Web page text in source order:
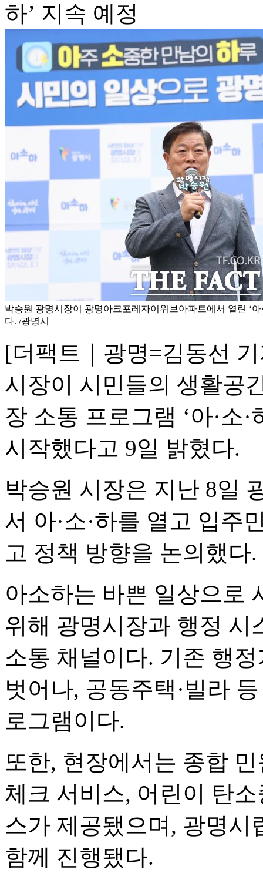
하’ 지속 예정
박승원 광명시장이 광명아크포레자이위브아파트에서 열린 ‘아
다. /광명시
[더팩트｜광명=김동선
시장이 시민들의 생활공
장 소통 프로그램 ‘아·소
시작했다고 9일 밝혔다.
박승원 시장은 지난 8일
서 아·소·하를 열고 입주
고 정책 방향을 논의했다.
아소하는 바쁜 일상으로
위해 광명시장과 행정 시
소통 채널이다. 기존 행
벗어나, 공동주택·빌라
로그램이다.
또한, 현장에서는 종합
체크 서비스, 어린이 탄
스가 제공됐으며, 광명시
함께 진행됐다.